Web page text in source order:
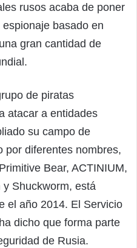
rusos acaba de poner
basado en
gran cantidad de
de piratas
atacar a entidades
su campo de
por diferentes nombres,
Bear, ACTINIUM,
Shuckworm, está
el año 2014. El Servicio
dicho que forma parte
de Rusia.